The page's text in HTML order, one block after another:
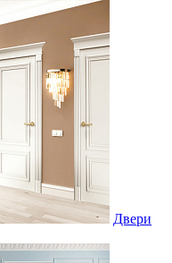
Двери